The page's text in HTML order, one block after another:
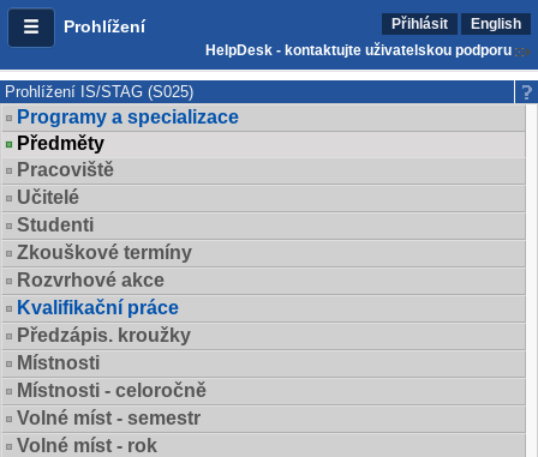
Prohlížení Přihlásit
English
HelpDesk - kontaktujte uživatelskou podporu
Prohlížení IS/STAG (S025)
Programy a specializace
Předměty
Pracoviště
Učitelé
Studenti
Zkouškové termíny
Rozvrhové akce
Kvalifikační práce
Předzápis. kroužky
Místnosti
Místnosti - celoročně
Volné míst - semestr
Volné míst - rok